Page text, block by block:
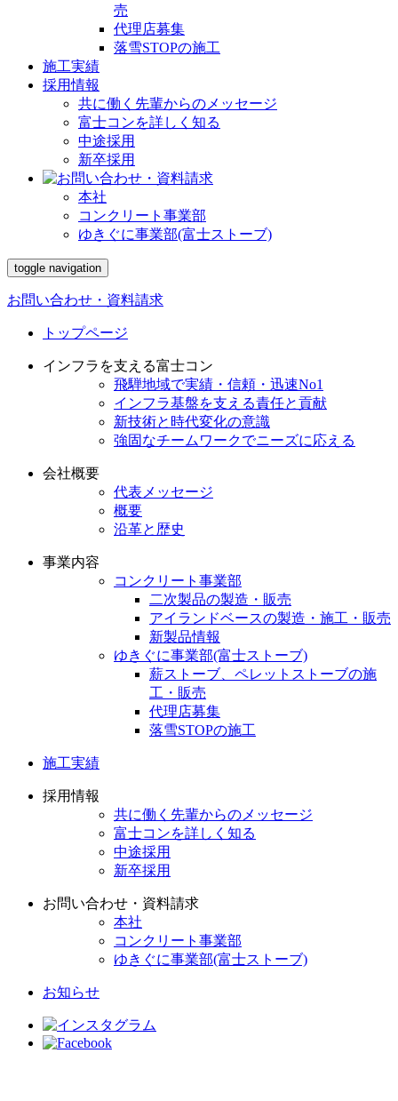
売
代理店募集
落雪STOPの施工
施工実績
採用情報
共に働く先輩からのメッセージ
富士コンを詳しく知る
中途採用
新卒採用
本社
コンクリート事業部
ゆきぐに事業部(富士ストーブ)
toggle navigation
お問い合わせ・資料請求
トップページ
インフラを支える富士コン
飛騨地域で実績・信頼・迅速No1
インフラ基盤を支える責任と貢献
新技術と時代変化の意識
強固なチームワークでニーズに応える
会社概要
代表メッセージ
概要
沿革と歴史
事業内容
コンクリート事業部
二次製品の製造・販売
アイランドベースの製造・施工・販売
新製品情報
ゆきぐに事業部(富士ストーブ)
薪ストーブ、ペレットストーブの施
工・販売
代理店募集
落雪STOPの施工
施工実績
採用情報
共に働く先輩からのメッセージ
富士コンを詳しく知る
中途採用
新卒採用
お問い合わせ・資料請求
本社
コンクリート事業部
ゆきぐに事業部(富士ストーブ)
お知らせ